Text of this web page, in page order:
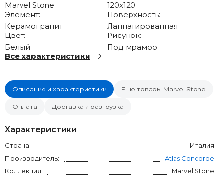
Marvel Stone
120x120
Элемент:
Керамогранит
Поверхность:
Лаппатированная
Цвет:
Белый
Рисунок:
Под мрамор
Все характеристики
Описание и характеристики Еще товары Marvel Stone
Оплата Доставка и разгрузка
Характеристики
Страна:
Италия
Производитель:
Atlas Concorde
Коллекция:
Marvel Stone